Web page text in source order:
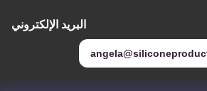
البريد الإلكتروني